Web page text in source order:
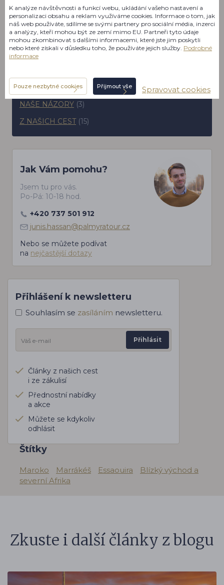
Rubriky blogu
PŘÍBĚHY A KULTURA
(13)
NAŠE NÁZORY (3)
Z NAŠICH CEST (15)
Jak Vám pomohu?
Jsem tu pro vás.
Po-Pá: 10-18 hod.
+420 737 501 912
junis.hassan@palmyratour.cz
Nebo se můžete podívat
na nejčastější dotazy
Přihlášení k newsletteru
Souhlasím se zasíláním newsletteru.
Přihlásit
Články z našich cest
i ze zákulisí
Přednostní nabídky
a akce
Můžete se kdykoliv
odhlásit
Štítky
Maroko Marrákéš Essaouira
Blízký východ a
severní Afrika
Zkuste i další články z blogu
K analýze návštěvnosti a funkcí webu, ukládání vašeho nastavení a
personalizaci obsahu a reklam využíváme cookies. Informace o tom, jak
náš web používáte, sdílíme se svými partnery pro sociální média, inzerci
a analýzy, kteří mohou být ze zemí mimo EU. Partneři tyto údaje
mohou zkombinovat s dalšími informacemi, které jste jim poskytli
nebo které získali v důsledku toho, že používáte jejich služby. Podrobné
informace
Pouze nezbytné cookies Přijmout vše Spravovat cookies